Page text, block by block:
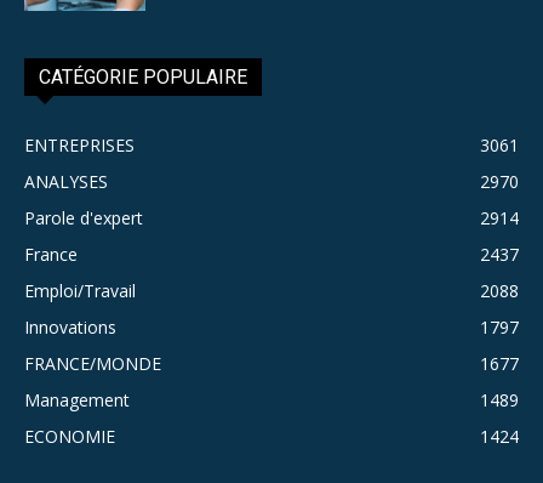
CATÉGORIE POPULAIRE
ENTREPRISES
3061
ANALYSES
2970
Parole d'expert
2914
France
2437
Emploi/Travail
2088
Innovations
1797
FRANCE/MONDE
1677
Management
1489
ECONOMIE
1424